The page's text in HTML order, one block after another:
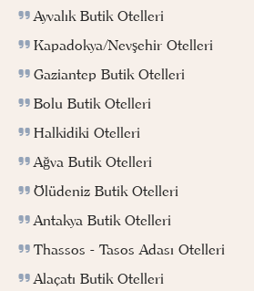
Ayvalık Butik Otelleri
Kapadokya/Nevşehir Otelleri
Gaziantep Butik Otelleri
Bolu Butik Otelleri
Halkidiki Otelleri
Ağva Butik Otelleri
Ölüdeniz Butik Otelleri
Antakya Butik Otelleri
Thassos - Tasos Adası Otelleri
Alaçatı Butik Otelleri